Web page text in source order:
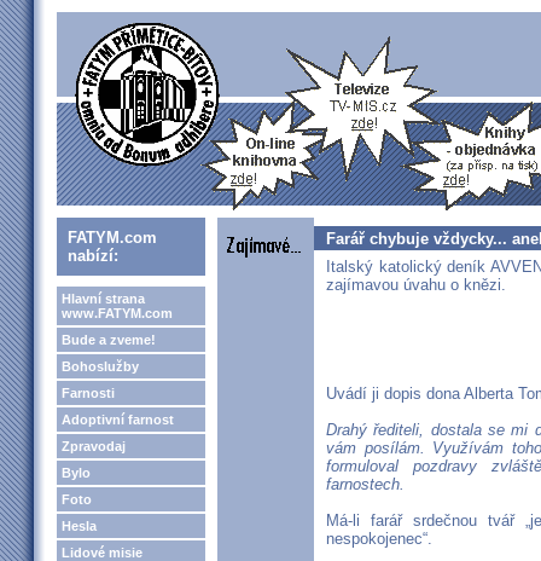
FATYM.com
nabízí:
Hlavní strana
www.FATYM.com
Bude a zveme!
Bohoslužby
Farnosti
Adoptivní farnost
Zpravodaj
Bylo
Foto
Hesla
Lidové misie
Farář chybuje vždycky...
Italský katolický deník
zajímavou úvahu o knězi.
Uvádí ji dopis dona Alberta
Drahý řediteli, dostala se mi
vám posílám. Využívám
formuloval pozdravy
farnostech.
Má-li farář srdečnou tvář
nespokojenec“.